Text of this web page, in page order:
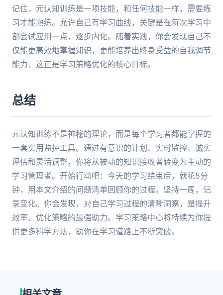
记住，元认知训练是一项技能，和任何技能一样，需要练
习才能熟练。允许自己有学习曲线，关键是在每次学习中
都尝试应用一点，逐步内化。随着实践，你会发现自己不
仅能更高效地掌握知识，更能培养出终身受益的自我调节
能力，这正是学习策略优化的核心目标。
总结
元认知训练不是神秘的理论，而是每个学习者都能掌握的
一套实用监控工具。通过有意识的计划、实时监控、诚实
评估和灵活调整，你将从被动的知识接收者转变为主动的
学习管理者。开始行动吧：今天的学习结束后，就花5分
钟，用本文介绍的问题清单回顾你的过程。坚持一周，记
录变化。你会发现，对自己学习过程的清晰洞察，是提升
效率、优化策略的最强助力。学习策略中心将持续为你提
供更多科学方法，助你在学习道路上不断突破。